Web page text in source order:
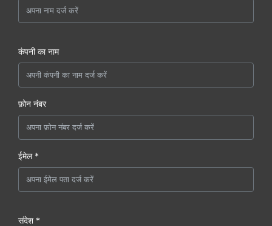
कंपनी का नाम
फ़ोन नंबर
ईमेल *
संदेश *